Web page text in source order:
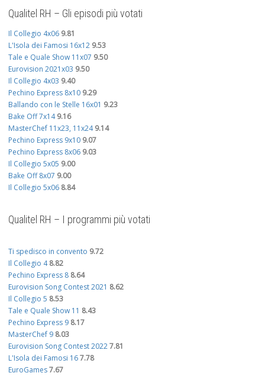
Qualitel RH – Gli episodi più votati
Il Collegio 4x06 9.81
L'Isola dei Famosi 16x12 9.53
Tale e Quale Show 11x07 9.50
Eurovision 2021x03 9.50
Il Collegio 4x03 9.40
Pechino Express 8x10 9.29
Ballando con le Stelle 16x01 9.23
Bake Off 7x14 9.16
MasterChef 11x23, 11x24 9.14
Pechino Express 9x10 9.07
Pechino Express 8x06 9.03
Il Collegio 5x05 9.00
Bake Off 8x07 9.00
Il Collegio 5x06 8.84
Qualitel RH – I programmi più votati
Ti spedisco in convento 9.72
Il Collegio 4 8.82
Pechino Express 8 8.64
Eurovision Song Contest 2021 8.62
Il Collegio 5 8.53
Tale e Quale Show 11 8.43
Pechino Express 9 8.17
MasterChef 9 8.03
Eurovision Song Contest 20227.81
L'Isola dei Famosi 167.78
EuroGames7.67